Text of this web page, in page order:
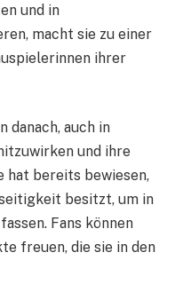
und in
macht sie zu einer
ihrer
danach, auch in
und ihre
hat bereits bewiesen,
besitzt, um in
Fans können
freuen, die sie in den